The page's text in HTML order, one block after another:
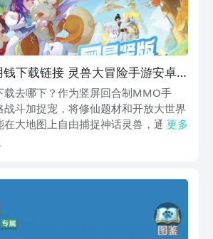
下载链接 灵兽大冒险手游安卓
载去哪下？作为竖屏回合制MMO手
斗加捉宠，将修仙题材和开放大世界
在大地图上自由捕捉神话灵兽，通过各
物，并组合成强大队伍，迎接各种不
更多